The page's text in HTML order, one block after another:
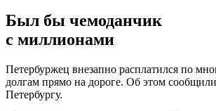
Был бы чемоданчик
с миллионами
Петербуржец внезапно расплатился по
долгам прямо на дороге. Об этом
Петербургу.